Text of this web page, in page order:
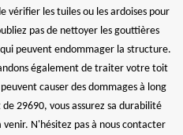
vérifier les tuiles ou les ardoises pour
pas de nettoyer les gouttières
peuvent endommager la structure.
également de traiter votre toit
causer des dommages à long
29690, vous assurez sa durabilité
N'hésitez pas à nous contacter